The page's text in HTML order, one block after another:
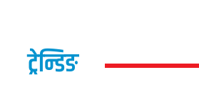
ट्रेन्डिङ